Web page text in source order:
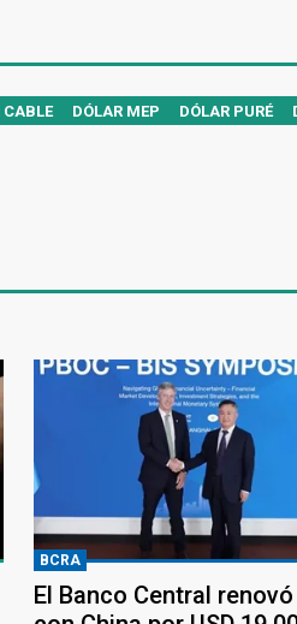
CABLE DÓLAR MEP DÓLAR PURÉ
BCRA
El Banco Central